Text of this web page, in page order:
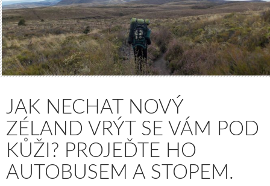
JAK NECHAT NOVÝ
ZÉLAND VRÝT SE VÁM POD
KŮŽI? PROJEĎTE HO
AUTOBUSEM A STOPEM.